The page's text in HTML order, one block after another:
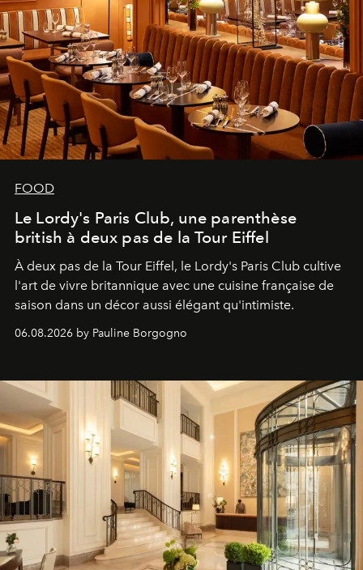
FOOD
Le Lordy's Paris Club, une parenthèse
british à deux pas de la Tour Eiffel
À deux pas de la Tour Eiffel, le Lordy's Paris Club cultive
l'art de vivre britannique avec une cuisine française de
saison dans un décor aussi élégant qu'intimiste.
06.08.2026 by Pauline Borgogno